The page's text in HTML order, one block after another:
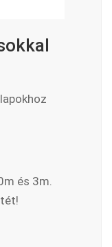
és 3m.